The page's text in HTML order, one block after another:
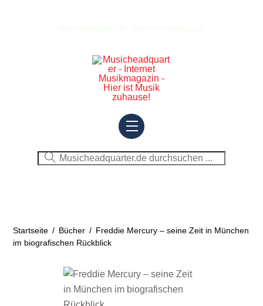
Menu
Startseite / Bücher / Freddie Mercury – seine Zeit in München
im biografischen Rückblick